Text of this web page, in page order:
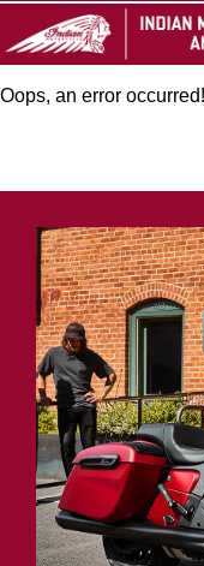
Oops, an error